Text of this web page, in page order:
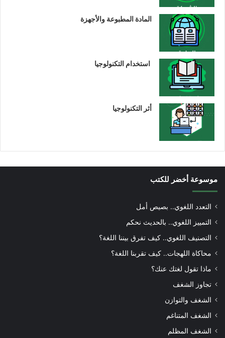
المادة المطبوعة والأجهزة
استخدام التكنولوجيا
أثر التكنولوجيا
موسوعة أخضر للكتب
التعدد اللغوي.. بصيص أمل
التمييز اللغوي.. بالحديث نحكم
التصنيف اللغوي.. كيف تفرق بيننا اللغة؟
محاكاة اللهجات.. كيف تقربنا اللغة؟
ماذا تقول لغتك عنك؟
تجاوز الشغف
الشغف والتوازن
الشغف المتناغم
الشغف المظلم